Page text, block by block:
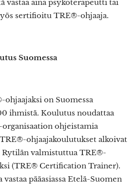
vastaa aina psykoterapeutti tai
sertifioitu TRE®-ohjaaja.
Suomessa
on Suomessa
ihmistä. Koulutus noudattaa
ohjeistamia
TRE®-ohjaajakoulutukset alkoivat
Rytilän valmistuttua TRE®-
(TRE® Certification Trainer).
pääasiassa Etelä-Suomen